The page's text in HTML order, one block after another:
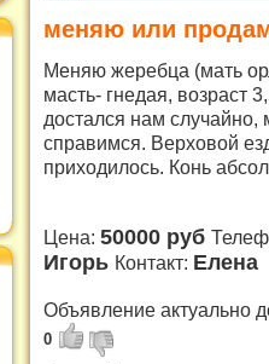
меняю или
Меняю жеребца (мать
масть- гнедая, возраст
достался нам случайно,
справимся. Верховой
приходилось. Конь
Цена: 50000 руб
Игорь Контакт: Елена
Объявление актуально
0